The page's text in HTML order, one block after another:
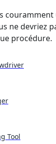
ne devriez
procédure.
Tool